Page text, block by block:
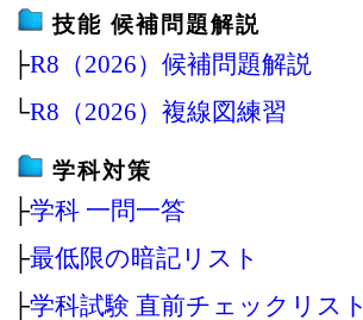
技能 候補問題解説
├R8（2026）候補問題解説
└R8（2026）複線図練習
学科対策
├学科 一問一答
├最低限の暗記リスト
├学科試験 直前チェックリスト